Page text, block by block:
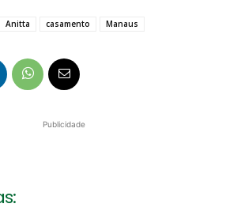
Anitta casamento Manaus
Publicidade